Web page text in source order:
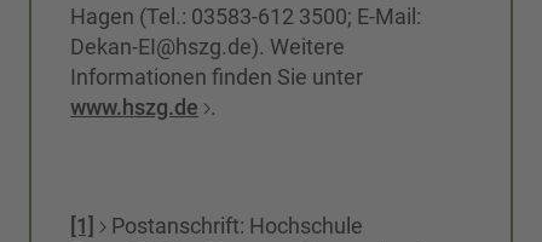
Hagen (Tel.: 03583-612 3500; E-Mail:
Dekan-EI@hszg.de). Weitere
Informationen finden Sie unter
www.hszg.de .
[1]
Postanschrift: Hochschule